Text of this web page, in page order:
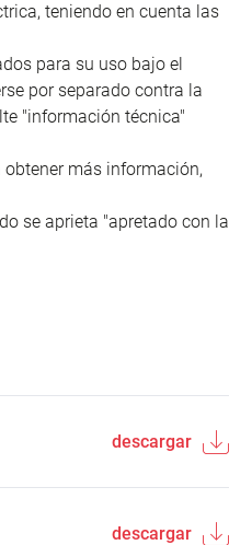
teniendo en cuenta las
para su uso bajo el
por separado contra la
"información técnica"
más información,
se aprieta "apretado con la
descargar
descargar